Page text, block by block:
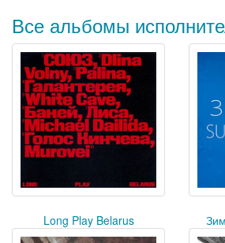
Все альбомы
Long Play Belarus